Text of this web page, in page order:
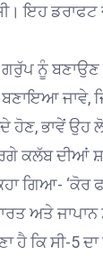
ਇਹ
ਨੂੰ
ਜਾਵੇ,
ਹੋਣ, ਭਾਵੇਂ ਉਹ
ਕਲੱਬ ਦੀਆਂ
ਗਿਆ- ‘ਕੋਰ
ਅਤੇ
ਹੈ ਕਿ ਸੀ-5